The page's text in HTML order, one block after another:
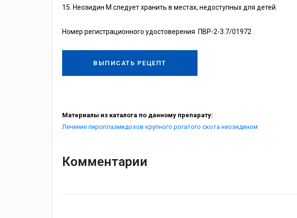
15. Неозидин М следует хранить в местах, недоступных для детей.
Номер регистрационного удостоверения ПВР-2-3.7/01972
ВЫПИСАТЬ РЕЦЕПТ
Материалы из каталога по данному препарату:
Лечение пироплазмидозов крупного рогатого скота неозидином
Комментарии